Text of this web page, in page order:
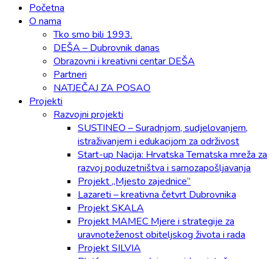
Primary
Menu
Početna
O nama
Tko smo bili 1993.
DEŠA – Dubrovnik danas
Obrazovni i kreativni centar DEŠA
Partneri
NATJEČAJ ZA POSAO
Projekti
Razvojni projekti
SUSTINEO – Suradnjom, sudjelovanjem,
istraživanjem i edukacijom za održivost
Start-up Nacija: Hrvatska Tematska mreža za
razvoj poduzetništva i samozapošljavanja
Projekt „Mjesto zajednice“
Lazareti – kreativna četvrt Dubrovnika
Projekt SKALA
Projekt MAMEC Mjere i strategije za
uravnoteženost obiteljskog života i rada
Projekt SILVIA